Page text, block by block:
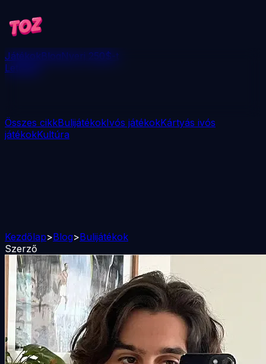
JátékokBlogNyerj 250$-t
Letöltés
Összes cikkBulijátékokIvós játékokKártyás ivós
játékokKultúra
Kezdőlap>Blog>Bulijátékok
Szerző